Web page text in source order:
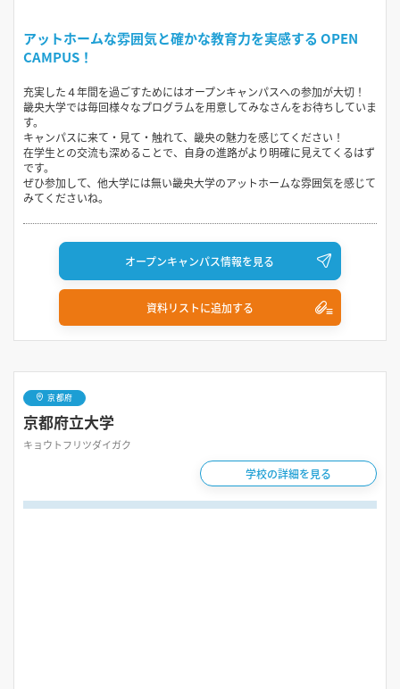
アットホームな雰囲気と確かな教育力を実感する OPEN
CAMPUS！
充実した４年間を過ごすためにはオープンキャンパスへの参加が大切！
畿央大学では毎回様々なプログラムを用意してみなさんをお待ちしていま
す。
キャンパスに来て・見て・触れて、畿央の魅力を感じてください！
在学生との交流も深めることで、自身の進路がより明確に見えてくるはず
です。
ぜひ参加して、他大学には無い畿央大学のアットホームな雰囲気を感じて
みてくださいね。
オープンキャンパス情報を見る
資料リストに追加する
京都府
京都府立大学
キョウトフリツダイガク
学校の詳細を見る